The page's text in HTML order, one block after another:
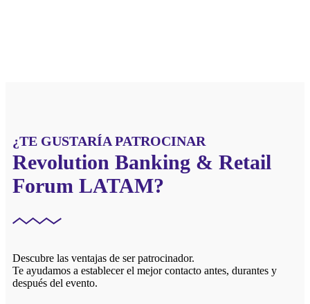
¿TE GUSTARÍA PATROCINAR
Revolution Banking & Retail
Forum LATAM?
Descubre las ventajas de ser patrocinador.
Te ayudamos a establecer el mejor contacto antes, durantes y
después del evento.